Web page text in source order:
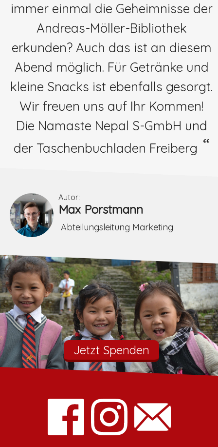
immer einmal die Geheimnisse der
Andreas-Möller-Bibliothek
erkunden? Auch das ist an diesem
Abend möglich. Für Getränke und
kleine Snacks ist ebenfalls gesorgt.
Wir freuen uns auf Ihr Kommen!
Die Namaste Nepal S-GmbH und
der Taschenbuchladen Freiberg
Autor:
Max Porstmann
Abteilungsleitung Marketing
Jetzt Spenden